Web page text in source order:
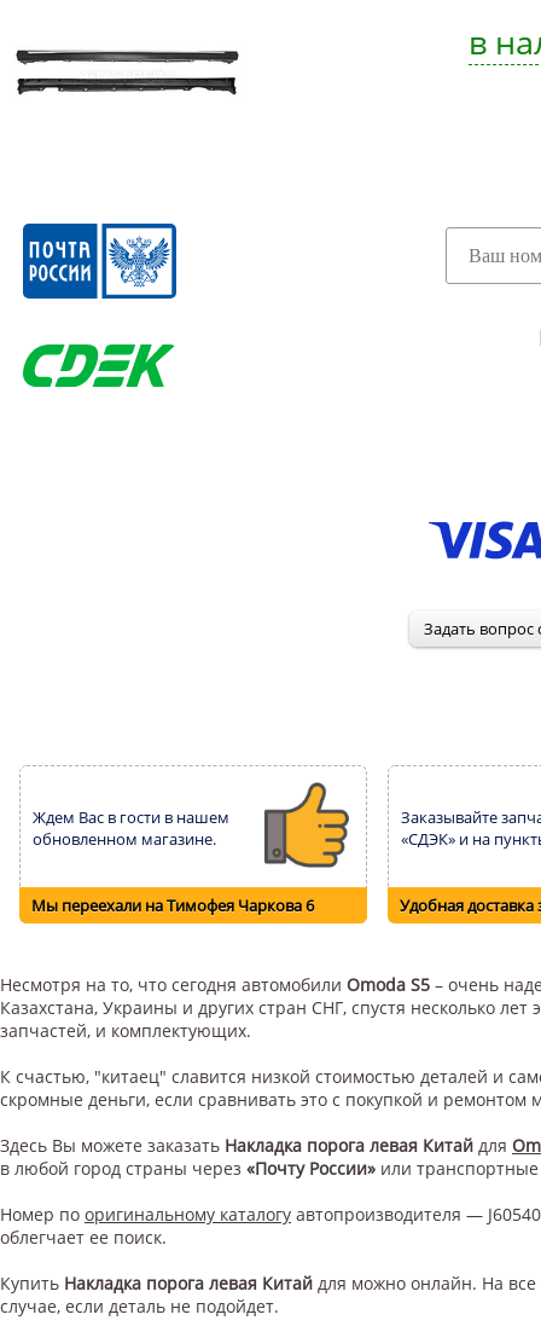
в
Ждем Вас в гости в нашем
обновленном магазине.
Мы переехали на Тимофея Чаркова 6
Заказывайте
«СДЭК» и на
Удобная доставка
Несмотря на то, что сегодня автомобили Omoda S5 – очень
Казахстана, Украины и других стран СНГ, спустя несколько
запчастей, и комплектующих.
К счастью, "китаец" славится низкой стоимостью деталей и
скромные деньги, если сравнивать это с покупкой и
Здесь Вы можете заказать Накладка порога левая Китай для
в любой город страны через «Почту России» или
Номер по оригинальному каталогу автопроизводителя —
облегчает ее поиск.
Купить Накладка порога левая Китай для можно онлайн. На все
случае, если деталь не подойдет.